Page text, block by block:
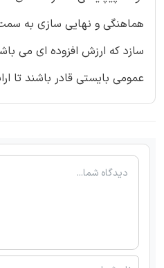
هماهنگی و نهایی سازی به
سازد که ارزش افزوده ای می
عمومی بایستی قادر باشند تا